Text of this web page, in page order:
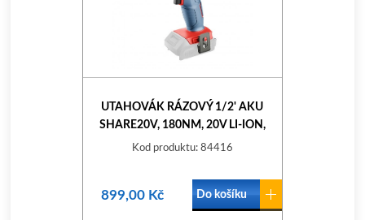
UTAHOVÁK RÁZOVÝ 1/2' AKU
SHARE20V, 180NM, 20V LI-ION,
BEZ BATERIE A NABÍJEČKY
Kod produktu: 84416
899,00 Kč Do košíku